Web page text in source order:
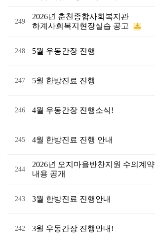
249
2026년 춘천종합사회복지관
하계사회복지현장실습 공고
248 5월 우동간장 진행
247 5월 한방진료 진행
246 4월 우동간장 진행소식!
245 4월 한방진료 진행 안내
244
2026년 오지마을반찬지원 수의계약
내용 공개
243 3월 한방진료 진행안내
242 3월 우동간장 진행안내!